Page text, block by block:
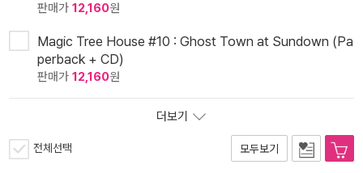
판매가 12,160원
Magic Tree House #10 : Ghost Town at Sundown (Pa
perback + CD)
판매가 12,160원
더보기
전체선택 모두보기